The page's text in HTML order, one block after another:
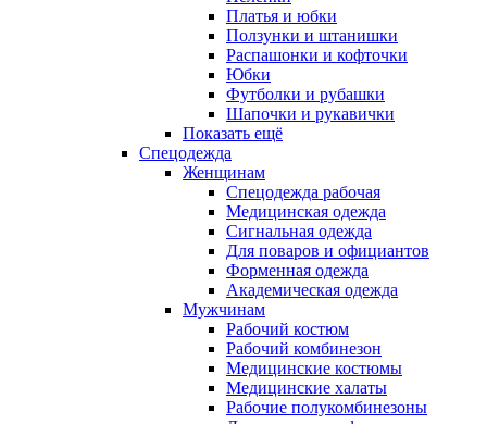
Платья и юбки
Ползунки и штанишки
Распашонки и кофточки
Юбки
Футболки и рубашки
Шапочки и рукавички
Показать ещё
Спецодежда
Женщинам
Спецодежда рабочая
Медицинская одежда
Сигнальная одежда
Для поваров и официантов
Форменная одежда
Академическая одежда
Мужчинам
Рабочий костюм
Рабочий комбинезон
Медицинские костюмы
Медицинские халаты
Рабочие полукомбинезоны